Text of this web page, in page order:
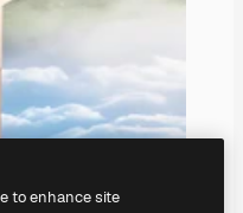
to enhance site